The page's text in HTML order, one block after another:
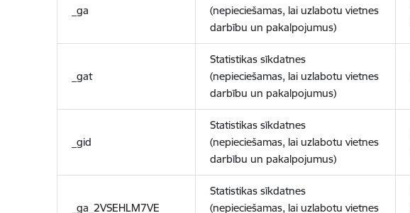
_ga
(nepieciešamas, lai uzlabotu vietnes
darbību un pakalpojumus)
_gat
Statistikas sīkdatnes
(nepieciešamas, lai uzlabotu vietnes
darbību un pakalpojumus)
_gid
Statistikas sīkdatnes
(nepieciešamas, lai uzlabotu vietnes
darbību un pakalpojumus)
_ga_2VSEHLM7VE
Statistikas sīkdatnes
(nepieciešamas, lai uzlabotu vietnes